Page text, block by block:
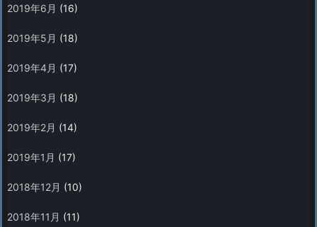
2019年6月 (16)
2019年5月 (18)
2019年4月 (17)
2019年3月 (18)
2019年2月 (14)
2019年1月 (17)
2018年12月 (10)
2018年11月 (11)